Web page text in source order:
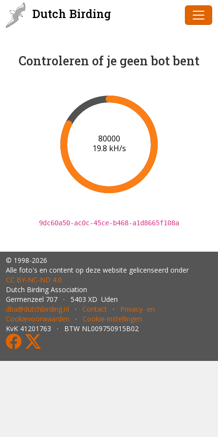
Dutch Birding
Controleren of je geen bot bent
80000
19.8 kH/s
9dc60a50-ac0c-45ce-b468-a1d8665f108a
© 1998-2026
Alle foto's en content op deze website gelicenseerd onder
CC BY‑NC‑ND 4.0
Dutch Birding Association
Germenzeel 707 · 5403 XD Uden
dba@dutchbirding.nl · Contact · Privacy- en
Cookievoorwaarden · Cookie-instellingen
KvK 41201763 · BTW NL009750915B02